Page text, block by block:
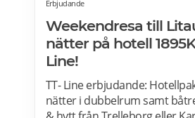
Erbjudande
Weekendresa till
nätter på hotell
Line!
TT- Line erbjudande:
nätter i dubbelrum samt